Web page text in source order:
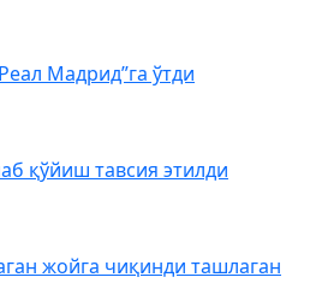
Мадрид”га ўтди
қўйиш тавсия этилди
жойга чиқинди ташлаган